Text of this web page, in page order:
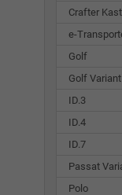
Crafter
e-
Golf
Golf Variant
ID.3
ID.4
ID.7
Passat
Polo